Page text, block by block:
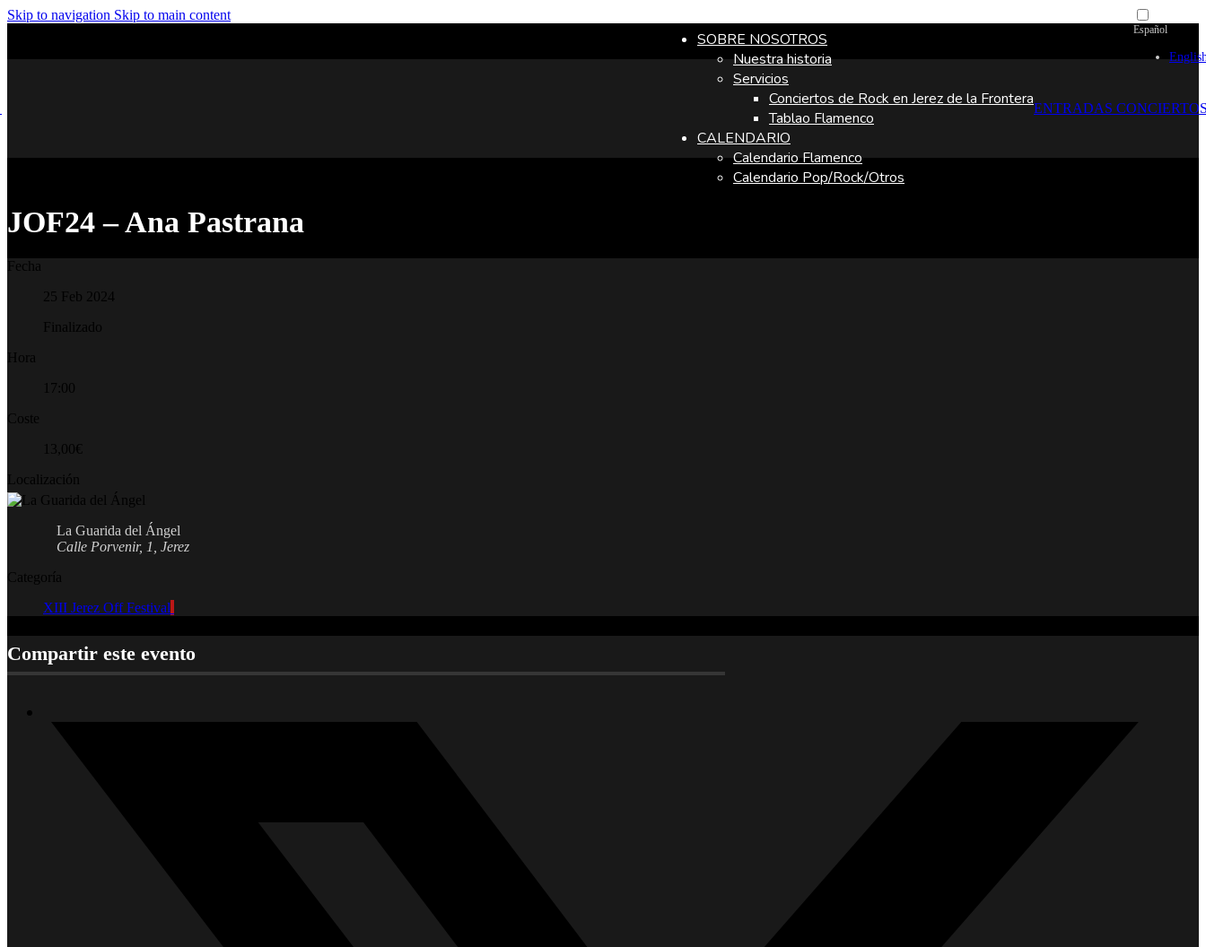
Skip to navigation Skip to main content
Español
SOBRE NOSOTROS
Nuestra historia
Servicios
Conciertos de Rock en Jerez de la Frontera
Tablao Flamenco
CALENDARIO
Calendario Flamenco
Calendario Pop/Rock/Otros
ENTRADAS
JOF24 – Ana Pastrana
Fecha
25 Feb 2024
Finalizado
Hora
17:00
Coste
13,00€
Localización
La Guarida del Ángel
Calle Porvenir, 1, Jerez
Categoría
XIII Jerez Off Festival
Compartir este evento